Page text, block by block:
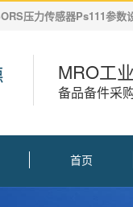
压力传感器Ps111参数
MRO工
备品备件采
首页